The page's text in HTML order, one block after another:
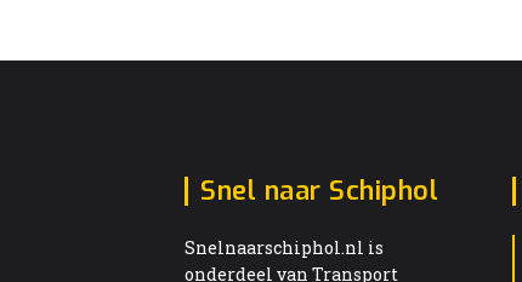
Snel naar Schiphol
Snelnaarschiphol.nl is
onderdeel van Transport